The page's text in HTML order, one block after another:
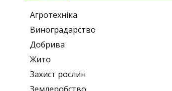
Агротехніка
Виноградарство
Добрива
Жито
Захист рослин
Землеробство